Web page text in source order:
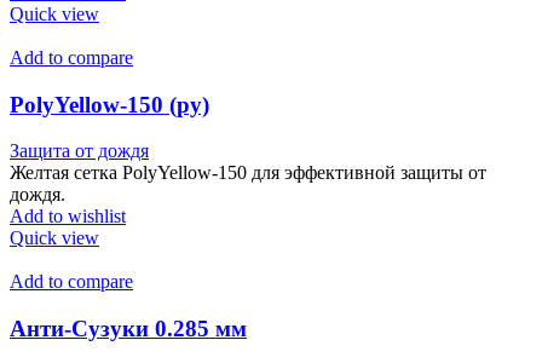
Quick view
Add to compare
PolyYellow-150 (ру)
Защита от дождя
Желтая сетка PolyYellow-150 для эффективной защиты от
дождя.
Add to wishlist
Quick view
Add to compare
Анти-Сузуки 0.285 мм